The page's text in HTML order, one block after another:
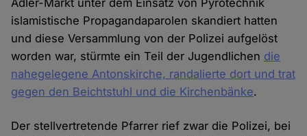
Adler-Markt unter dem Einsatz von Pyrotechnik
islamistische Propagandaparolen skandiert hatten
und diese Versammlung von der Polizei aufgelöst
worden war, stürmte ein Teil der Jugendlichen die
nahegelegene Antonskirche, randalierte dort und trat
gegen den Beichtstuhl und die Kirchenbänke.
Der stellvertretende Pfarrer rief zwar die Polizei, bei